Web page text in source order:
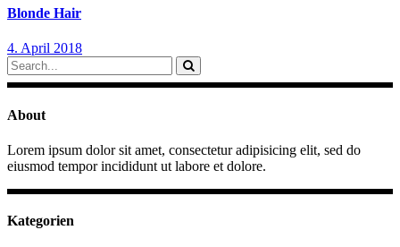
Blonde Hair
4. April 2018
Search
for:
About
Lorem ipsum dolor sit amet, consectetur adipisicing elit, sed do
eiusmod tempor incididunt ut labore et dolore.
Kategorien